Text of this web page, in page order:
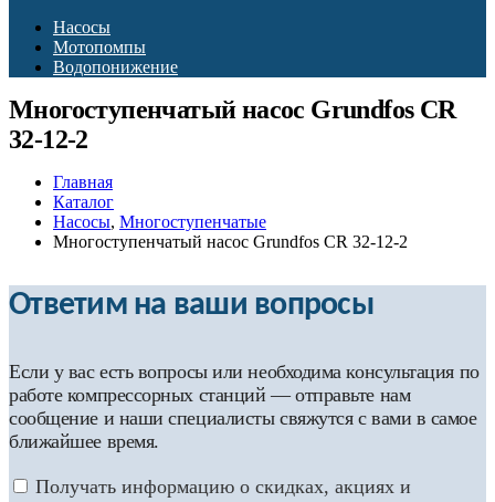
Насосы
Мотопомпы
Водопонижение
Многоступенчатый насос Grundfos CR
32-12-2
Главная
Каталог
Насосы, Многоступенчатые
Многоступенчатый насос Grundfos CR 32-12-2
Ответим на ваши вопросы
Если у вас есть вопросы или необходима консультация по
работе компрессорных станций — отправьте нам
сообщение и наши специалисты свяжутся с вами в самое
ближайшее время.
Получать информацию о скидках, акциях и